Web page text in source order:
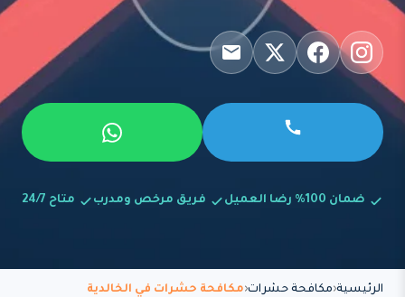
ضمان 100% رضا العميل فريق مرخص ومدرب متاح 24/7
الرئيسية مكافحة حشرات مكافحة حشرات في الخالدية